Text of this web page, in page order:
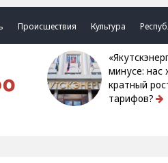
Происшествия Культура
«Якутскэнерго» в
минусе: нас
кратный
тарифов?